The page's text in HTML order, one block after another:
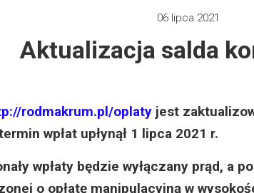
2014
2019
2022
06 lipca 2021
Aktualizacja salda
rodmakrum.pl/oplaty jest
wpłat upłynął 1 lipca 2021 r.
wpłaty będzie wyłączany prąd, a
o opłatę manipulacyjną w